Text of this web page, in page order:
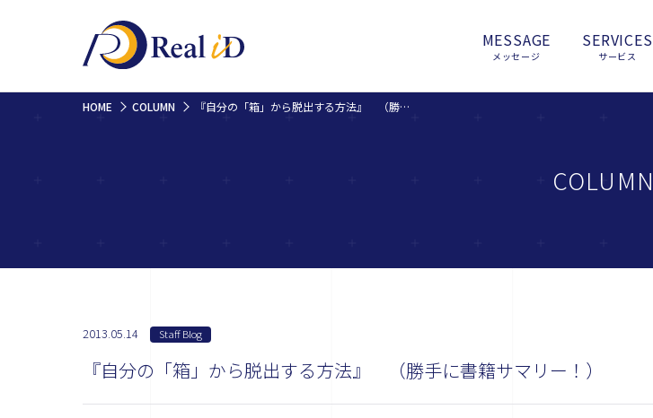
MESSAGE
メッセージ
SERVICES
サービス
HOME COLUMN 『自分の「箱」から脱出する方法』 （勝手に書籍サマリー！）
COLUMN
2013.05.14 Staff Blog
『自分の「箱」から脱出する方法』 （勝手に書籍サマリー！）